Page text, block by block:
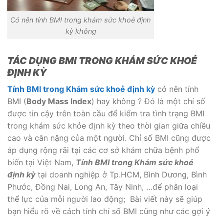
Có nên tính BMI trong khám sức khoẻ định
kỳ không
TÁC DỤNGBMI TRONG KHÁM SỨC KHOẺ
ĐỊNH KỲ
Tính BMI trong Khám sức khoẻ định kỳ có nên tính
BMI (Body Mass Index) hay không ? Đó là một chỉ số
được tin cậy trên toàn cầu để kiểm tra tình trạng BMI
trong khám sức khỏe định kỳ theo thời gian giữa chiều
cao và cân nặng của một người. Chỉ số BMI cũng được
áp dụng rộng rãi tại các cơ sở khám chữa bệnh phổ
biến tại Việt Nam, Tính BMI trong Khám sức khoẻ
định kỳtại doanh nghiệp ở Tp.HCM, Bình Dương, Bình
Phước, Đồng Nai, Long An, Tây Ninh, …để phân loại
thể lực của mỗi người lao động; Bài viết này sẽ giúp
bạn hiểu rõ về cách tính chỉ số BMI cũng như các gợi ý